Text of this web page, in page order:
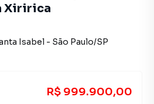
Xiririca
Isabel - São Paulo/SP
R$ 999.900,00